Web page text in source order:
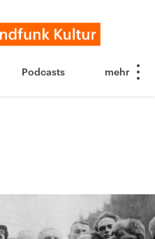
Podcasts